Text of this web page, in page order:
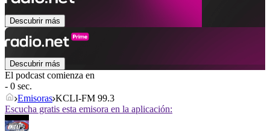
Descubrir más
Descubrir más
El podcast comienza en
- 0 sec.
Emisoras KCLI-FM 99.3
Escucha gratis esta emisora en la aplicación: